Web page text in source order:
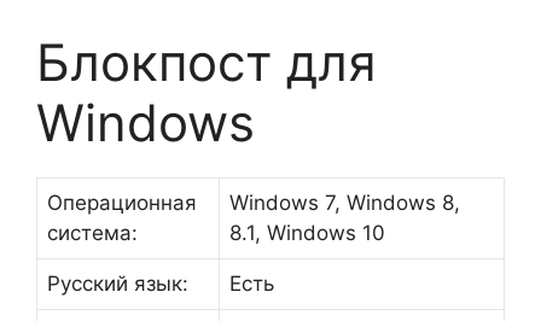
Блокпост для
Windows
Операционная
система:
Windows 7, Windows 8,
8.1, Windows 10
Русский язык: Есть